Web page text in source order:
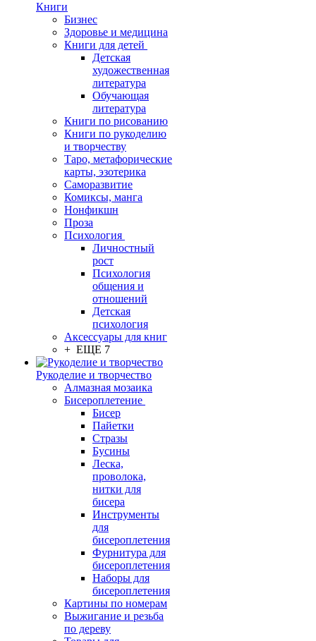
Книги
Бизнес
Здоровье и медицина
Книги для детей
Детская
художественная
литература
Обучающая
литература
Книги по рисованию
Книги по рукоделию
и творчеству
Таро, метафорические
карты, эзотерика
Саморазвитие
Комиксы, манга
Нонфикшн
Проза
Психология
Личностный
рост
Психология
общения и
отношений
Детская
психология
Аксессуары для книг
+ ЕЩЕ 7
Рукоделие и творчество
Алмазная мозаика
Бисероплетение
Бисер
Пайетки
Стразы
Бусины
Леска,
проволока,
нитки для
бисера
Инструменты
для
бисероплетения
Фурнитура для
бисероплетения
Наборы для
бисероплетения
Картины по номерам
Выжигание и резьба
по дереву